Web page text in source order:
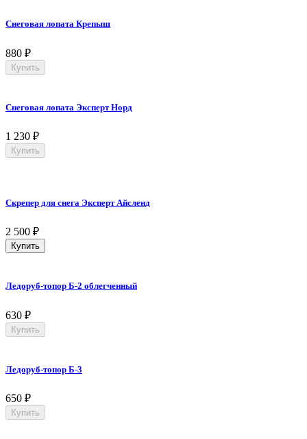
Снеговая лопата Крепыш
880 ₽
Купить
Снеговая лопата Эксперт Норд
1 230 ₽
Купить
Скрепер для снега Эксперт Айсленд
2 500 ₽
Купить
Ледоруб-топор Б-2 облегченный
630 ₽
Купить
Ледоруб-топор Б-3
650 ₽
Купить